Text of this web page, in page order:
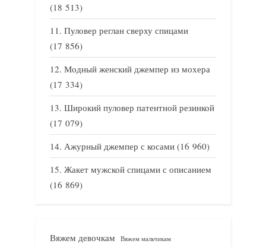
(18 513)
Пуловер реглан сверху спицами
(17 856)
Модный женский джемпер из мохера
(17 334)
Широкий пуловер патентной резинкой
(17 079)
Ажурный джемпер с косами (16 960)
Жакет мужской спицами с описанием
(16 869)
Вяжем девочкам Вяжем мальчикам